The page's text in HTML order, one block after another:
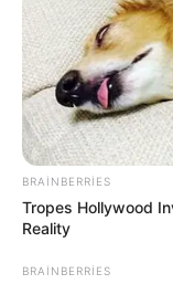
248
BRAINBERRIES
Tropes Hollywood
Reality
BRAINBERRIES